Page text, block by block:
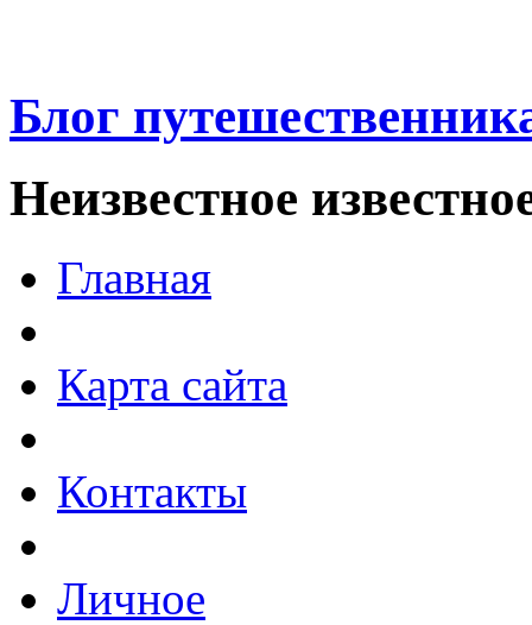
Блог
Неизвестное
Главная
Карта сайта
Контакты
Личное